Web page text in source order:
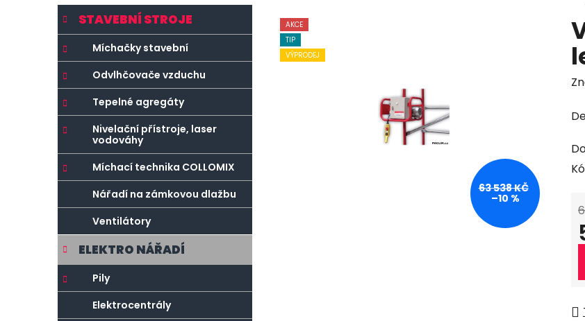
P
o
s
t
r
a
n
n
í
p
n
e
Přeskočit
kategorie
K
a
e
g
o
i
e
STAVEBNÍ STROJE
Míchačky stavební
Odvlhčovače vzduchu
Tepelné agregáty
Nivelační přístroje, laser
vodováhy
Míchací technika COLLOMIX
Nářadí na zámkovou dlažbu
Ventilátory
ELEKTRO NÁŘADÍ
Pily
Elektrocentrály
AKCE
TIP
VÝPRODEJ
63 538 KČ
–10 %